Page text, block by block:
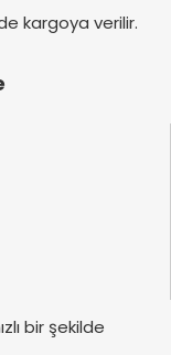
kargoya verilir.
bir şekilde